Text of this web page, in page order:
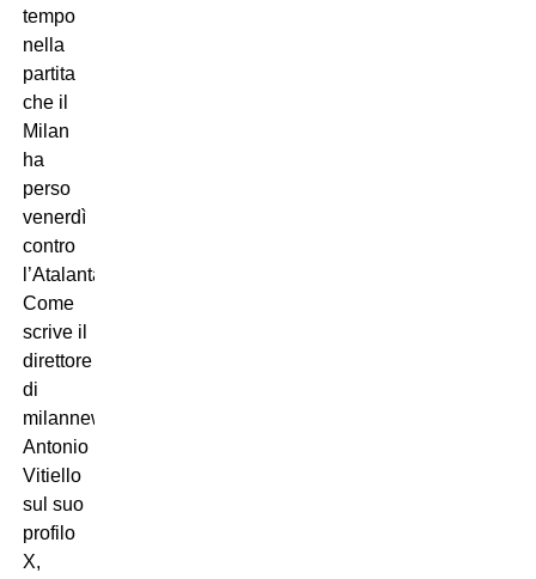
tempo
nella
partita
che il
Milan
ha
perso
venerdì
contro
l’Atalanta.
Come
scrive il
direttore
di
milannews
Antonio
Vitiello
sul suo
profilo
X,